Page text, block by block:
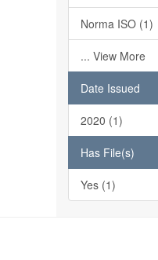
Norma ISO (1)
... View More
Date Issued
2020 (1)
Has File(s)
Yes (1)